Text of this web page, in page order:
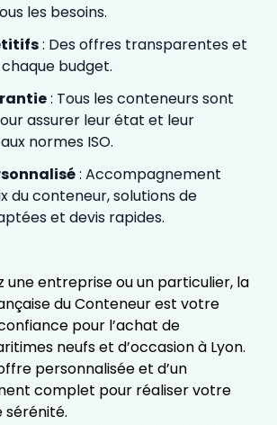
les besoins.
: Des offres transparentes et
budget.
: Tous les conteneurs sont
assurer leur état et leur
normes ISO.
: Accompagnement
du conteneur, solutions de
et devis rapides.
une entreprise ou un particulier, la
du Conteneur est votre
pour l’achat de
neufs et d’occasion à Lyon.
personnalisée et d’un
complet pour réaliser votre